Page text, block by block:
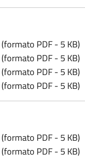
(formato PDF - 5 KB)
(formato PDF - 5 KB)
(formato PDF - 5 KB)
(formato PDF - 5 KB)
(formato PDF - 5 KB)
(formato PDF - 5 KB)